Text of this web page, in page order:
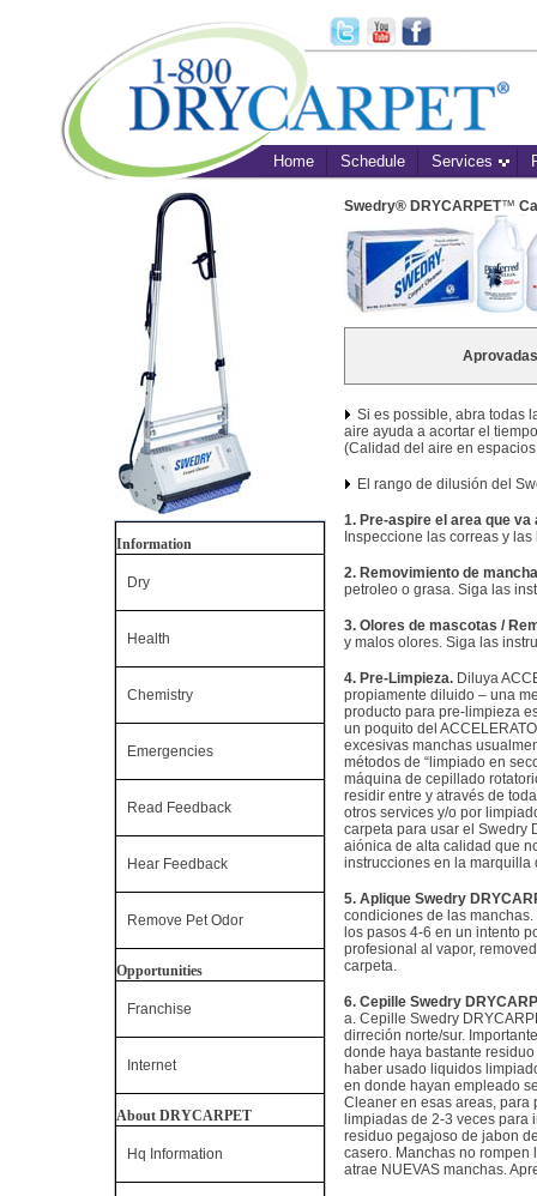
Home Schedule Services
Information
Dry
Health
Chemistry
Emergencies
Read Feedback
Hear Feedback
Remove Pet Odor
Opportunities
Franchise
Internet
About DRYCARPET
Hq Information
Swedry® DRYCARPET™
Si es possible, abra todas
aire ayuda a acortar el
(Calidad del aire en
El rango de dilusión del
1. Pre-aspire el area que
Inspeccione las correas y
2. Removimiento de
petroleo o grasa. Siga las
3. Olores de mascotas /
y malos olores. Siga las
4. Pre-Limpieza. Diluya
propiamente diluido – una
producto para pre-limpieza
un poquito del
excesivas manchas
métodos de “limpiado en
máquina de cepillado
residir entre y através de
otros services y/o por
carpeta para usar el Swedry
aiónica de alta calidad que
instrucciones en la marquilla
5. Aplique Swedry
condiciones de las
los pasos 4-6 en un intento
profesional al vapor,
carpeta.
6. Cepille Swedry
a. Cepille Swedry
dirreción norte/sur.
donde haya bastante
haber usado liquidos
en donde hayan empleado
Cleaner en esas areas, para
limpiadas de 2-3 veces
residuo pegajoso de jabon
casero. Manchas no
atrae NUEVAS manchas.